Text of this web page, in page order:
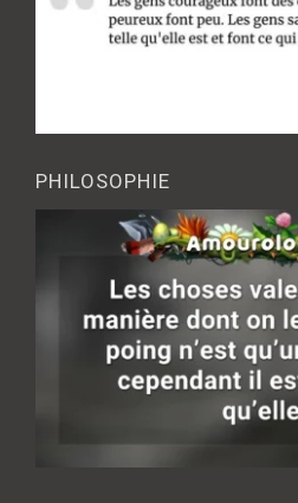
PHILOSOPHIE